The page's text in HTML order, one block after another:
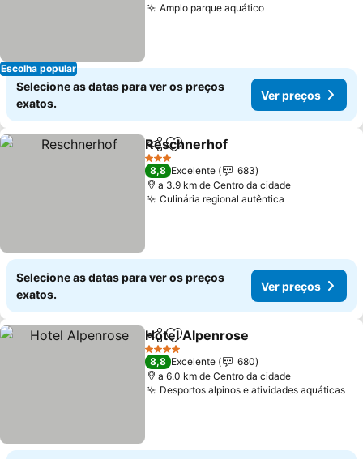
Escolha popular
Amplo parque aquático
Selecione as datas para ver os preços
exatos.
Ver preços
PartilharAdicionar aos favoritos
Reschnerhof
3 Estrelas
8,8 Excelente
683
a 3.9 km de Centro da cidade
Culinária regional autêntica
Selecione as datas para ver os preços
exatos.
Ver preços
PartilharAdicionar aos favoritos
Hotel Alpenrose
4 Estrelas
8,8 Excelente
680
a 6.0 km de Centro da cidade
Desportos alpinos e atividades aquáticas